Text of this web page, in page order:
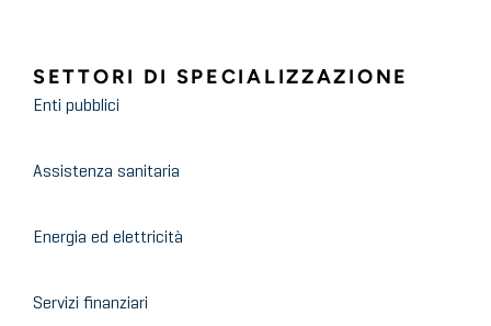
SETTORI DI SPECIALIZZAZIONE
Enti pubblici
Assistenza sanitaria
Energia ed elettricità
Servizi finanziari